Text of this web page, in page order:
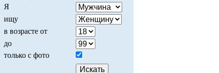
Я
ищу
в возрасте от
до
только с фото